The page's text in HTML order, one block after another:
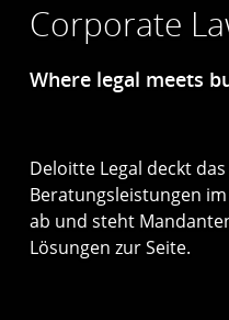
Corporate
Where legal meets
Deloitte Legal deckt
Beratungs­leistungen
ab und steht
Lösungen zur Seite.